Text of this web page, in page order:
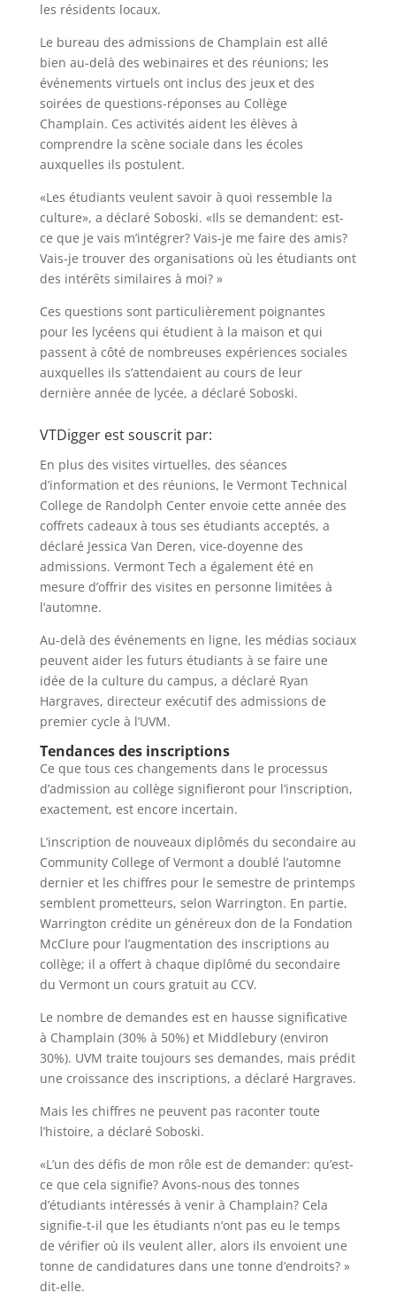
les résidents locaux.
Le bureau des admissions de Champlain est allé
bien au-delà des webinaires et des réunions; les
événements virtuels ont inclus des jeux et des
soirées de questions-réponses au Collège
Champlain. Ces activités aident les élèves à
comprendre la scène sociale dans les écoles
auxquelles ils postulent.
«Les étudiants veulent savoir à quoi ressemble la
culture», a déclaré Soboski. «Ils se demandent: est-
ce que je vais m’intégrer? Vais-je me faire des amis?
Vais-je trouver des organisations où les étudiants ont
des intérêts similaires à moi? »
Ces questions sont particulièrement poignantes
pour les lycéens qui étudient à la maison et qui
passent à côté de nombreuses expériences sociales
auxquelles ils s’attendaient au cours de leur
dernière année de lycée, a déclaré Soboski.
VTDigger est souscrit par:
En plus des visites virtuelles, des séances
d’information et des réunions, le Vermont Technical
College de Randolph Center envoie cette année des
coffrets cadeaux à tous ses étudiants acceptés, a
déclaré Jessica Van Deren, vice-doyenne des
admissions. Vermont Tech a également été en
mesure d’offrir des visites en personne limitées à
l’automne.
Au-delà des événements en ligne, les médias sociaux
peuvent aider les futurs étudiants à se faire une
idée de la culture du campus, a déclaré Ryan
Hargraves, directeur exécutif des admissions de
premier cycle à l’UVM.
Tendances des inscriptions
Ce que tous ces changements dans le processus
d’admission au collège signifieront pour l’inscription,
exactement, est encore incertain.
L’inscription de nouveaux diplômés du secondaire au
Community College of Vermont a doublé l’automne
dernier et les chiffres pour le semestre de printemps
semblent prometteurs, selon Warrington. En partie,
Warrington crédite un généreux don de la Fondation
McClure pour l’augmentation des inscriptions au
collège; il a offert à chaque diplômé du secondaire
du Vermont un cours gratuit au CCV.
Le nombre de demandes est en hausse significative
à Champlain (30% à 50%) et Middlebury (environ
30%). UVM traite toujours ses demandes, mais prédit
une croissance des inscriptions, a déclaré Hargraves.
Mais les chiffres ne peuvent pas raconter toute
l’histoire, a déclaré Soboski.
«L’un des défis de mon rôle est de demander: qu’est-
ce que cela signifie? Avons-nous des tonnes
d’étudiants intéressés à venir à Champlain? Cela
signifie-t-il que les étudiants n’ont pas eu le temps
de vérifier où ils veulent aller, alors ils envoient une
tonne de candidatures dans une tonne d’endroits? »
dit-elle.